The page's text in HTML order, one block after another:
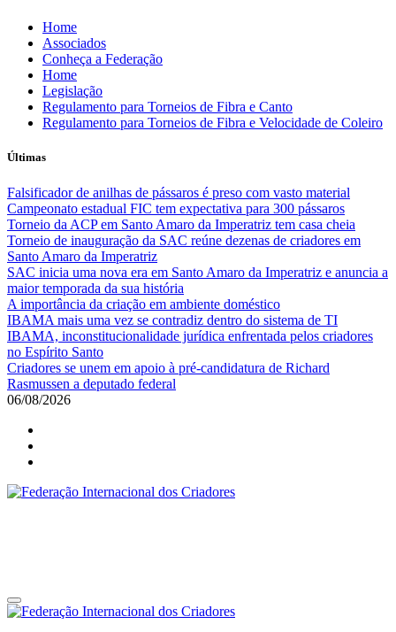
Skip
content
Home
Associados
Conheça a Federação
Home
Legislação
Regulamento para Torneios de Fibra e Canto
Regulamento para Torneios de Fibra e Velocidade de Coleiro
Últimas
Falsificador de anilhas de pássaros é preso com vasto material
Campeonato estadual FIC tem expectativa para 300 pássaros
Torneio da ACP em Santo Amaro da Imperatriz tem casa cheia
Torneio de inauguração da SAC reúne dezenas de criadores em
Santo Amaro da Imperatriz
SAC inicia uma nova era em Santo Amaro da Imperatriz e anuncia a
maior temporada da sua história
A importância da criação em ambiente doméstico
IBAMA mais uma vez se contradiz dentro do sistema de TI
IBAMA, inconstitucionalidade jurídica enfrentada pelos criadores
no Espírito Santo
Criadores se unem em apoio à pré-candidatura de Richard
Rasmussen a deputado federal
06/08/2026